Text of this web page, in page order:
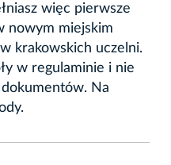
więc pierwsze
nowym miejskim
krakowskich uczelni.
w regulaminie i nie
Na